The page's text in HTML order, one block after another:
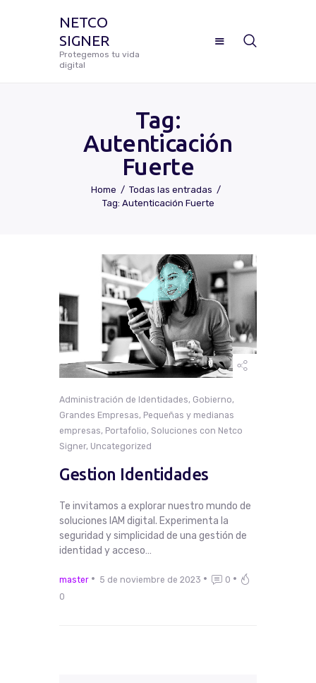
NETCO
SIGNER
Protegemos tu vida
digital
Tag:
Autenticación
Fuerte
Home
Todas las entradas
Tag: Autenticación Fuerte
NETCO SIGNER
Manual De Uso Netco Signer
¿Cómo Configurar Tu Firma
Digital Certificada?
Solicitar Soporte
Administración de Identidades, Gobierno,
Grandes Empresas, Pequeñas y medianas
empresas, Portafolio, Soluciones con Netco
Signer, Uncategorized
Gestion Identidades
Te invitamos a explorar nuestro mundo de
soluciones IAM digital. Experimenta la
seguridad y simplicidad de una gestión de
identidad y acceso…
master 5 de noviembre de 2023
0
0